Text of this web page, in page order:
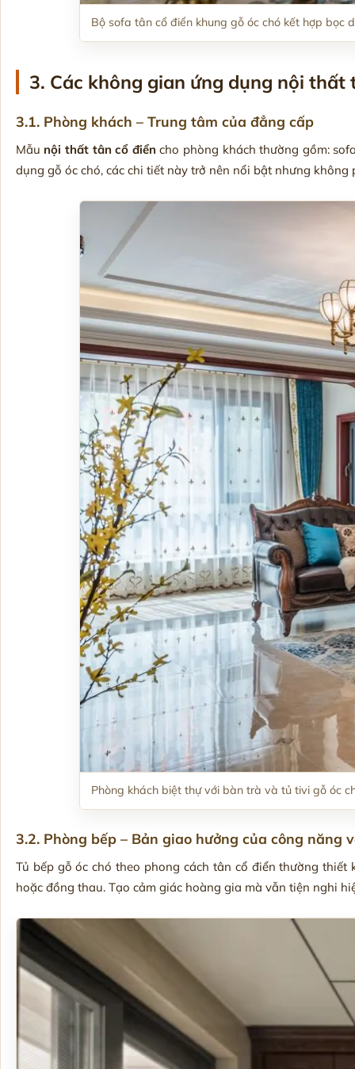
Bộ sofa tân cổ điển khung gỗ óc chó kết hợp bọc
3. Các không gian ứng dụng nội thất
3.1. Phòng khách – Trung tâm của đẳng cấp
Mẫu nội thất tân cổ điển cho phòng khách thường gồm:
dụng gỗ óc chó, các chi tiết này trở nên nổi bật nhưng
Phòng khách biệt thự với bàn trà và tủ tivi gỗ óc
3.2. Phòng bếp – Bản giao hưởng của công năng
Tủ bếp gỗ óc chó theo phong cách tân cổ điển thường
hoặc đồng thau. Tạo cảm giác hoàng gia mà vẫn tiện nghi